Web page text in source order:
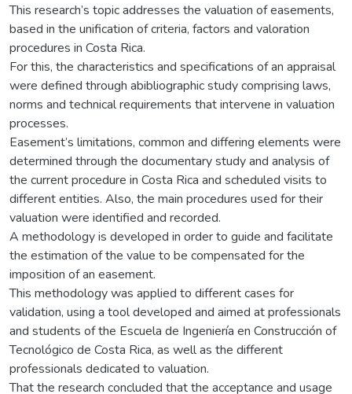
This research’s topic addresses the valuation of easements,
based in the unification of criteria, factors and valoration
procedures in Costa Rica.
For this, the characteristics and specifications of an appraisal
were defined through abibliographic study comprising laws,
norms and technical requirements that intervene in valuation
processes.
Easement’s limitations, common and differing elements were
determined through the documentary study and analysis of
the current procedure in Costa Rica and scheduled visits to
different entities. Also, the main procedures used for their
valuation were identified and recorded.
A methodology is developed in order to guide and facilitate
the estimation of the value to be compensated for the
imposition of an easement.
This methodology was applied to different cases for
validation, using a tool developed and aimed at professionals
and students of the Escuela de Ingeniería en Construcción of
Tecnológico de Costa Rica, as well as the different
professionals dedicated to valuation.
That the research concluded that the acceptance and usage